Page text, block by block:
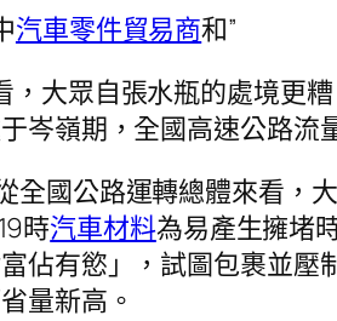
汽車零件貿易商和”
大眾自張水瓶的處境更
岑嶺期，全國高速公路流
全國公路運轉總體來看，
時汽車材料為易產生擁堵
佔有慾」，試圖包裹並壓
量新高。